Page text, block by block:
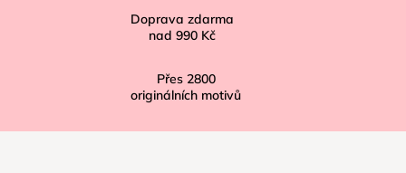
Doprava zdarma
nad 990 Kč
Přes 2800
originálních motivů